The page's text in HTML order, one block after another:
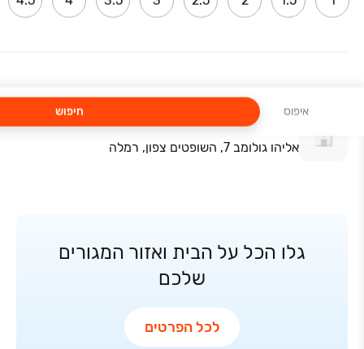
איפוס חיפוש
דוד מרכוס 10, השופטים צפון, רמלה
שכ' השופטים מגרש 9א
אליהו גולומב 7, השופטים צפון, רמלה
גלו הכל על הבית ואזור המגורים
שלכם
לכל הפרטים